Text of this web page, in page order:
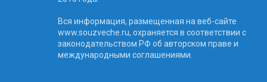
Вся информация, размещенная на веб-сайте
www.souzveche.ru, охраняется в соответствии с
законодательством РФ об авторском праве и
международными соглашениями.